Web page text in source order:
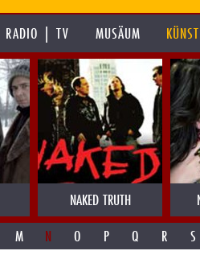
RADIO | TV MUSÄUM
NAKED TRUTH
M N O P Q R S